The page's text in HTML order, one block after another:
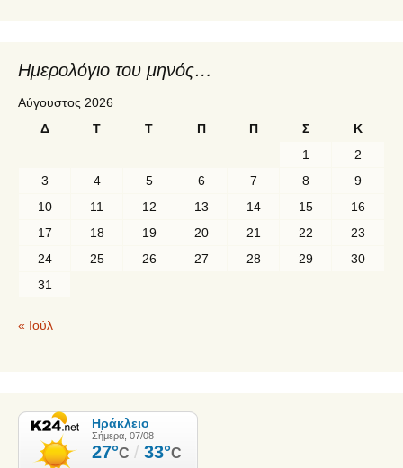
Ημερολόγιο του μηνός…
Αύγουστος 2026
Δ
Τ Τ Π Π Σ
Κ
1
2
3
4 5 6 7 8
9
10
11 12 13 14 15
16
17
18 19 20 21 22
23
24
25 26 27 28 29
30
31
« Ιούλ